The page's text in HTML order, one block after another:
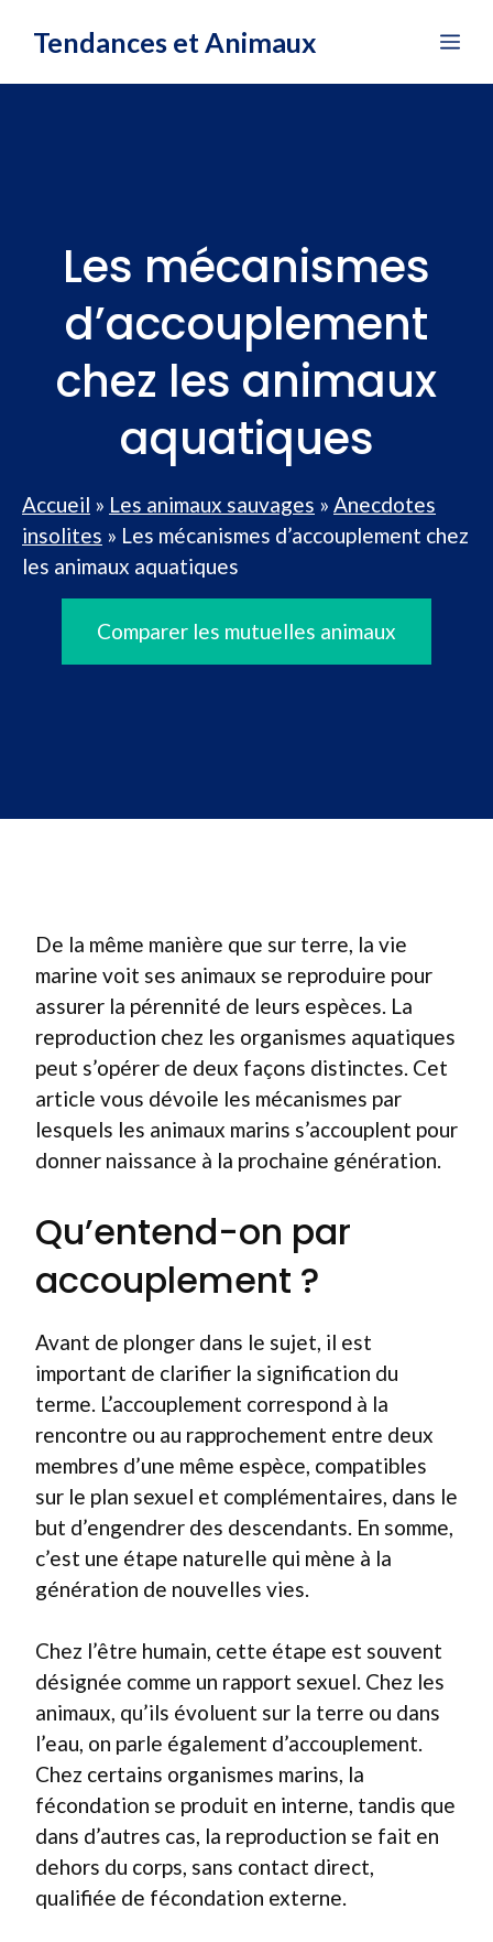
Tendances et Animaux
Les mécanismes
d’accouplement
chez les animaux
aquatiques
Accueil » Les animaux sauvages » Anecdotes
insolites » Les mécanismes d’accouplement chez
les animaux aquatiques
Comparer les mutuelles animaux
De la même manière que sur terre, la vie
marine voit ses animaux se reproduire pour
assurer la pérennité de leurs espèces. La
reproduction chez les organismes aquatiques
peut s’opérer de deux façons distinctes. Cet
article vous dévoile les mécanismes par
lesquels les animaux marins s’accouplent pour
donner naissance à la prochaine génération.
Qu’entend-on par
accouplement ?
Avant de plonger dans le sujet, il est
important de clarifier la signification du
terme. L’accouplement correspond à la
rencontre ou au rapprochement entre deux
membres d’une même espèce, compatibles
sur le plan sexuel et complémentaires, dans le
but d’engendrer des descendants. En somme,
c’est une étape naturelle qui mène à la
génération de nouvelles vies.
Chez l’être humain, cette étape est souvent
désignée comme un rapport sexuel. Chez les
animaux, qu’ils évoluent sur la terre ou dans
l’eau, on parle également d’accouplement.
Chez certains organismes marins, la
fécondation se produit en interne, tandis que
dans d’autres cas, la reproduction se fait en
dehors du corps, sans contact direct,
qualifiée de fécondation externe.